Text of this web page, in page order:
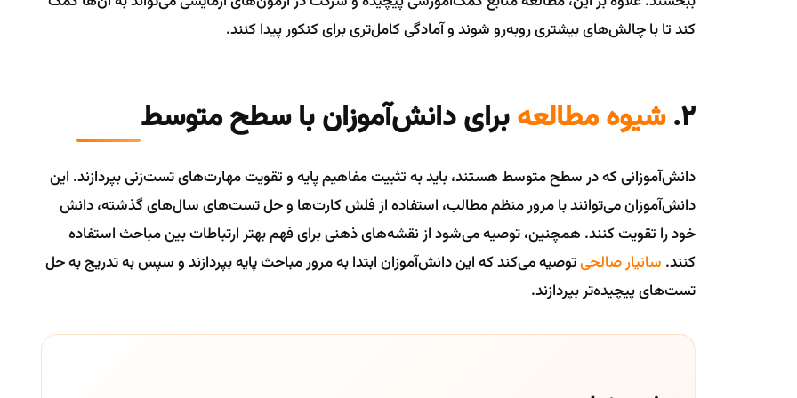
کند تا با چالش‌های بیشتری روبه‌رو شوند و آمادگی کامل‌تری برای کنکور پیدا کنند.
2. شیوه مطالعهبرای دانش‌آموزان با سطح متوسط
دانش‌آموزانی که در سطح متوسط هستند، باید به تثبیت مفاهیم پایه و تقویت مهارت‌های تست‌زنی بپردازند. این
دانش‌آموزان می‌توانند با مرور منظم مطالب، استفاده از فلش کارت‌ها و حل تست‌های سال‌های گذشته، دانش
خود را تقویت کنند. همچنین، توصیه می‌شود از نقشه‌های ذهنی برای فهم بهتر ارتباطات بین مباحث استفاده
کنند. سانیار صالحیتوصیه می‌کند که این دانش‌آموزان ابتدا به مرور مباحث پایه بپردازند و سپس به تدریج به حل
تست‌های پیچیده‌تر بپردازند.